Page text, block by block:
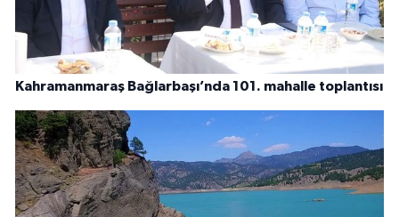
Kahramanmaraş Bağlarbaşı’nda 101. mahalle toplantısı